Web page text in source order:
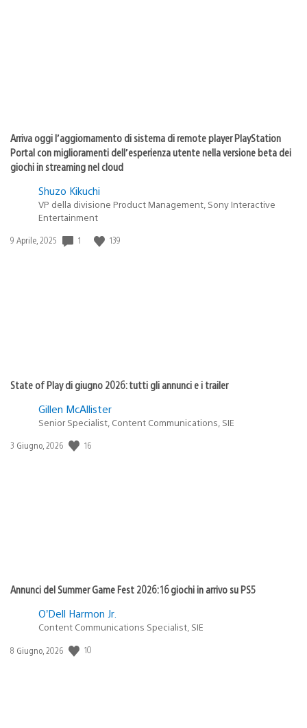
Arriva oggi l’aggiornamento di sistema di remote player PlayStation
Portal con miglioramenti dell’esperienza utente nella versione beta dei
giochi in streaming nel cloud
Shuzo Kikuchi
VP della divisione Product Management, Sony Interactive
Entertainment
Data
9 Aprile, 2025 1 139
State of Play di giugno 2026: tutti gli annunci e i trailer
Gillen McAllister
Senior Specialist, Content Communications, SIE
Data
3 Giugno, 2026 16
Annunci del Summer Game Fest 2026: 16 giochi in arrivo su PS5
O’Dell Harmon Jr.
Content Communications Specialist, SIE
Data
8 Giugno, 2026 10